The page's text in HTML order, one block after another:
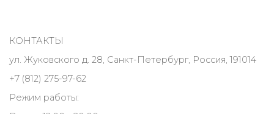
КОНТАКТЫ
ул. Жуковского д. 28, Санкт-Петербург, Россия, 191014
+7 (812) 275-97-62
Режим работы: